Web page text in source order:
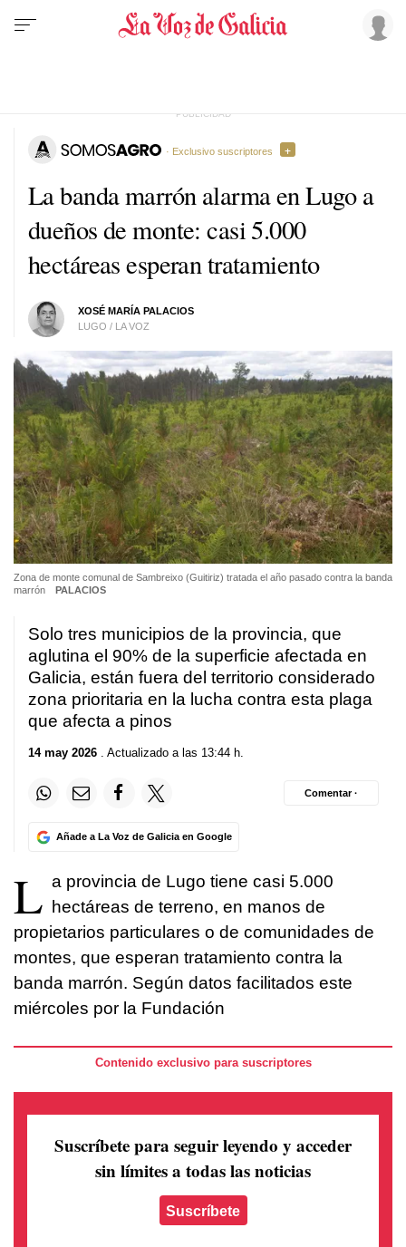
La banda marrón alarma en Lugo a
dueños de monte: casi 5.000
hectáreas esperan tratamiento
XOSÉ MARÍA PALACIOS
LUGO / LA VOZ
· Exclusivo suscriptores
Zona de monte comunal de Sambreixo (Guitiriz) tratada el año pasado contra la banda
marrón
PALACIOS
Solo tres municipios de la provincia, que
aglutina el 90% de la superficie afectada en
Galicia, están fuera del territorio considerado
zona prioritaria en la lucha contra esta plaga
que afecta a pinos
14 may 2026 . Actualizado a las 13:44 h.
Añade a La Voz de Galicia en Google
Comentar ·
L a provincia de Lugo tiene casi 5.000
hectáreas de terreno, en manos de
propietarios particulares o de comunidades de
montes, que esperan tratamiento contra la
banda marrón. Según datos facilitados este
miércoles por la Fundación
Contenido exclusivo para suscriptores
Suscríbete para seguir leyendo y acceder
sin límites a todas las noticias
Suscríbete